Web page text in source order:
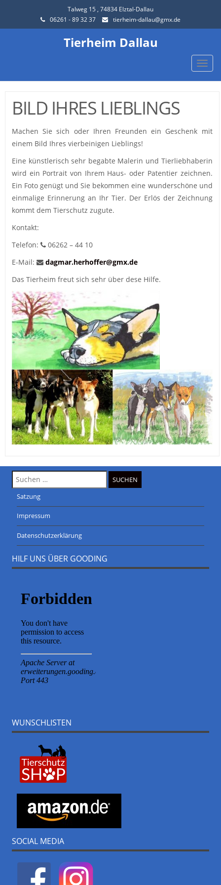
Talweg 15 , 74834 Elztal-Dallau
06261 - 89 32 37
tierheim-dallau@gmx.de
Tierheim Dallau
Toggle
BILD IHRES LIEBLINGS
Machen Sie sich oder Ihren Freunden ein Geschenk mit
einem Bild Ihres vierbeinigen Lieblings!
Eine künstlerisch sehr begabte Malerin und Tierliebhaberin
wird ein Portrait von Ihrem Haus- oder Patentier zeichnen.
Ein Foto genügt und Sie bekommen eine wunderschöne und
einmalige Erinnerung an Ihr Tier. Der Erlös der Zeichnung
kommt dem Tierschutz zugute.
Kontakt:
Telefon:
06262 – 44 10
E-Mail:
dagmar.herhoffer@gmx.de
Das Tierheim freut sich sehr über dese Hilfe.
Suche
nach:
Satzung
Impressum
Datenschutzerklärung
HILF UNS ÜBER GOODING
WUNSCHLISTEN
SOCIAL MEDIA